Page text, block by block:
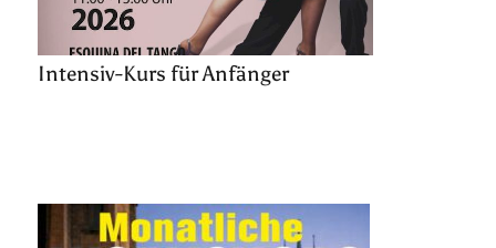
Intensiv-Kurs für Anfänger